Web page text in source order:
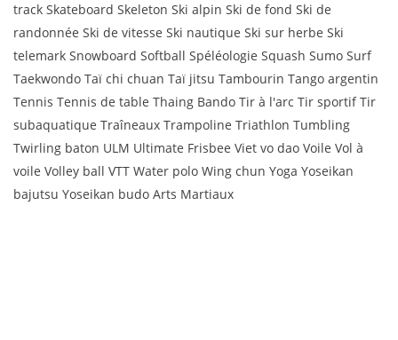
track Skateboard Skeleton Ski alpin Ski de fond Ski de
randonnée Ski de vitesse Ski nautique Ski sur herbe Ski
telemark Snowboard Softball Spéléologie Squash Sumo Surf
Taekwondo Taï chi chuan Taï jitsu Tambourin Tango argentin
Tennis Tennis de table Thaing Bando Tir à l'arc Tir sportif Tir
subaquatique Traîneaux Trampoline Triathlon Tumbling
Twirling baton ULM Ultimate Frisbee Viet vo dao Voile Vol à
voile Volley ball VTT Water polo Wing chun Yoga Yoseikan
bajutsu Yoseikan budo Arts Martiaux